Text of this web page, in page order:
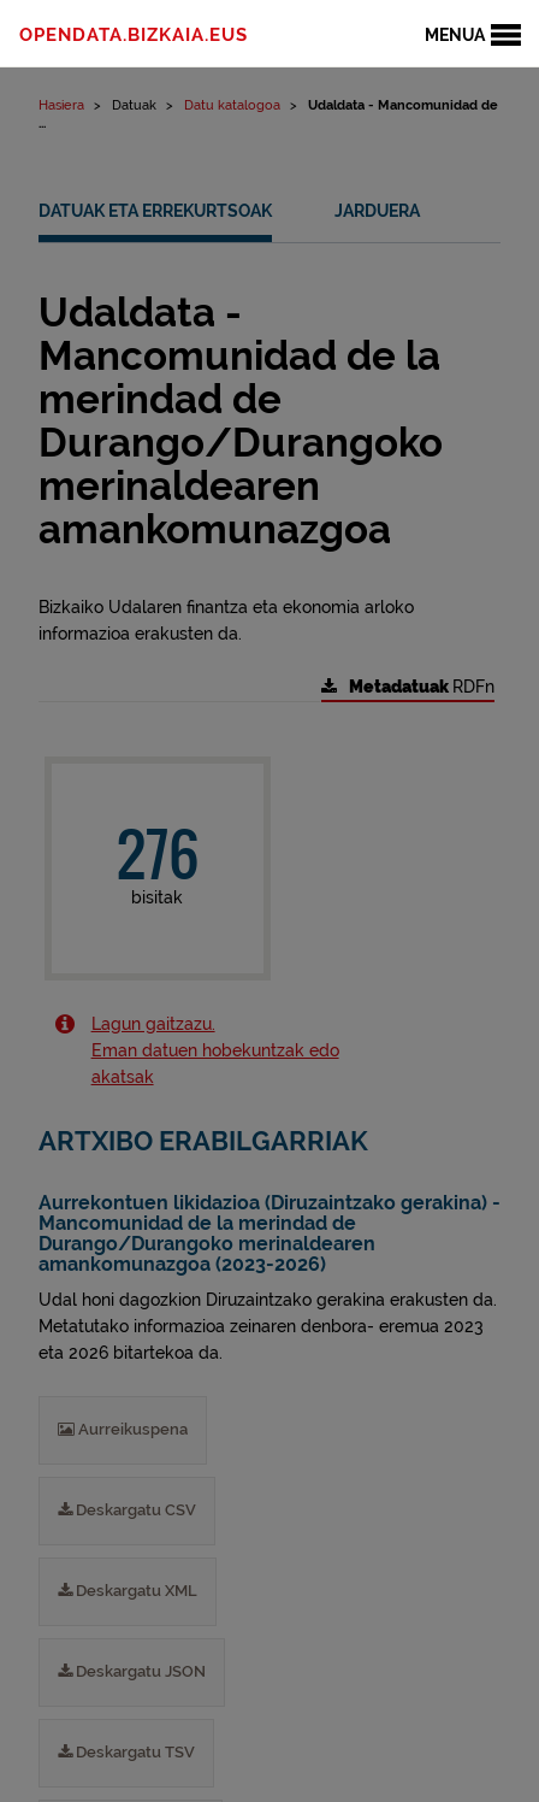
MENUA
OPENDATA.BIZKAIA.EUS
Hasiera Datuak Datu katalogoa
Udaldata - Mancomunidad de
...
DATUAK ETA ERREKURTSOAK JARDUERA
Udaldata -
Mancomunidad de la
merindad de
Durango/Durangoko
merinaldearen
amankomunazgoa
Bizkaiko Udalaren finantza eta ekonomia arloko
informazioa erakusten da.
Metadatuak RDFn
276
bisitak
Lagun gaitzazu.
Eman datuen hobekuntzak edo
akatsak
ARTXIBO ERABILGARRIAK
Aurrekontuen likidazioa (Diruzaintzako gerakina) -
Mancomunidad de la merindad de
Durango/Durangoko merinaldearen
amankomunazgoa (2023-2026)
Udal honi dagozkion Diruzaintzako gerakina erakusten da.
Metatutako informazioa zeinaren denbora- eremua 2023
eta 2026 bitartekoa da.
Aurreikuspena
Deskargatu CSV
Deskargatu XML
Deskargatu JSON
Deskargatu TSV